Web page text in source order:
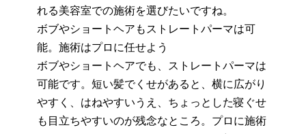
れる美容室での施術を選びたいですね。
ボブやショートヘアもストレートパーマは可
能。施術はプロに任せよう
ボブやショートヘアでも、ストレートパーマは
可能です。短い髪でくせがあると、横に広がり
やすく、はねやすいうえ、ちょっとした寝 ぐせ
も目立ちやすいのが残念なところ。プロに施術